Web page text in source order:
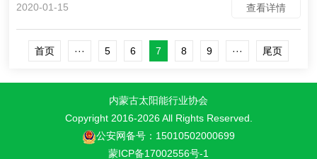
2020-01-15 查看详情
首页 ··· 5 6 7 8 9 ··· 尾页
内蒙古太阳能行业协会
Copyright 2016-2026 All Rights Reserved.
公安网备号：15010502000699
蒙ICP备17002556号-1